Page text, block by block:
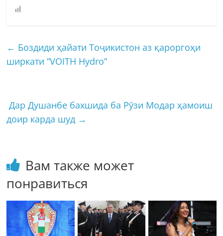
← Боздиди ҳайати Тоҷикистон аз қароргоҳи
ширкати “VOITH Hydro”
Дар Душанбе бахшида ба Рӯзи Модар ҳамоиш
доир карда шуд →
Вам также может
понравиться